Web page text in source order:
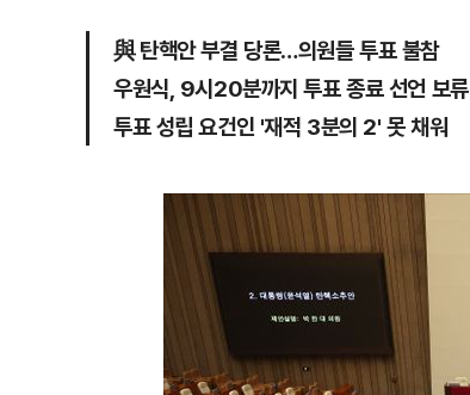
與 탄핵안 부결 당론…의원들 투표 불참
우원식, 9시20분까지 투표 종료 선언 보류
투표 성립 요건인 '재적 3분의 2' 못 채워